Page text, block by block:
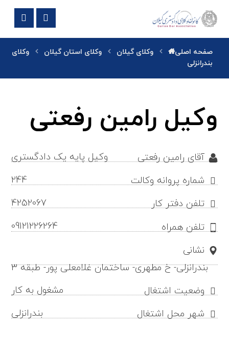
صفحه اصلی وکلای گیلان وکلای استان گیلان
وکلای
بندرانزلی
وکیل رامین رفعتی
آقای رامین رفعتی
وکیل پایه یک دادگستری
شماره پروانه وکالت
244
تلفن دفتر کار
4252067
تلفن همراه
09121226264
نشانی
بندرانزلی- خ مطهری- ساختمان غلامعلی پور- طبقه ۳
وضعیت اشتغال
مشغول به کار
شهر محل اشتغال
بندرانزلی